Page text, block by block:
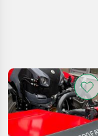
Kategória 4
AKTUÁLIS